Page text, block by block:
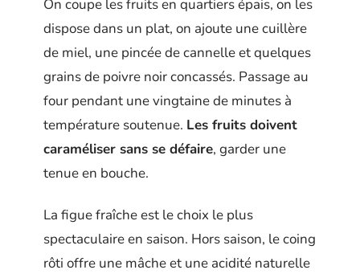
On coupe les fruits en quartiers épais, on les
dispose dans un plat, on ajoute une cuillère
de miel, une pincée de cannelle et quelques
grains de poivre noir concassés. Passage au
four pendant une vingtaine de minutes à
température soutenue. Les fruits doivent
caraméliser sans se défaire, garder une
tenue en bouche.
La figue fraîche est le choix le plus
spectaculaire en saison. Hors saison, le coing
rôti offre une mâche et une acidité naturelle